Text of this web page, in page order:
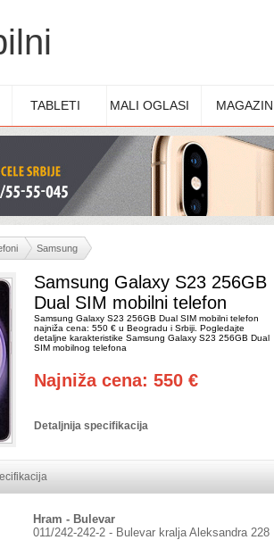
TABLETI MALI OGLASI MAGAZIN
Samsung
Samsung Galaxy S23 256GB
Dual SIM mobilni telefon
Samsung Galaxy S23 256GB Dual SIM mobilni telefon
najniža cena: 550 € u Beogradu i Srbiji. Pogledajte
detaljne karakteristike Samsung Galaxy S23 256GB Dual
SIM mobilnog telefona
Najniža cena: 550 €
Detaljnija specifikacija
Hram - Bulevar
011/242-242-2 - Bulevar kralja Aleksandra 228